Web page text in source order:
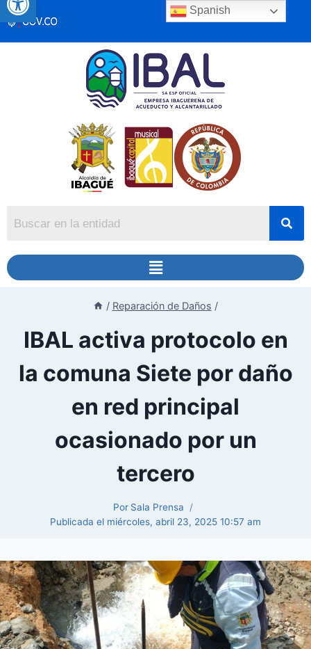
/ Reparación de Daños /
IBAL activa protocolo en
la comuna Siete por daño
en red principal
ocasionado por un
tercero
Por Sala Prensa
Publicada el miércoles, abril 23, 2025 10:57 am
Spanish